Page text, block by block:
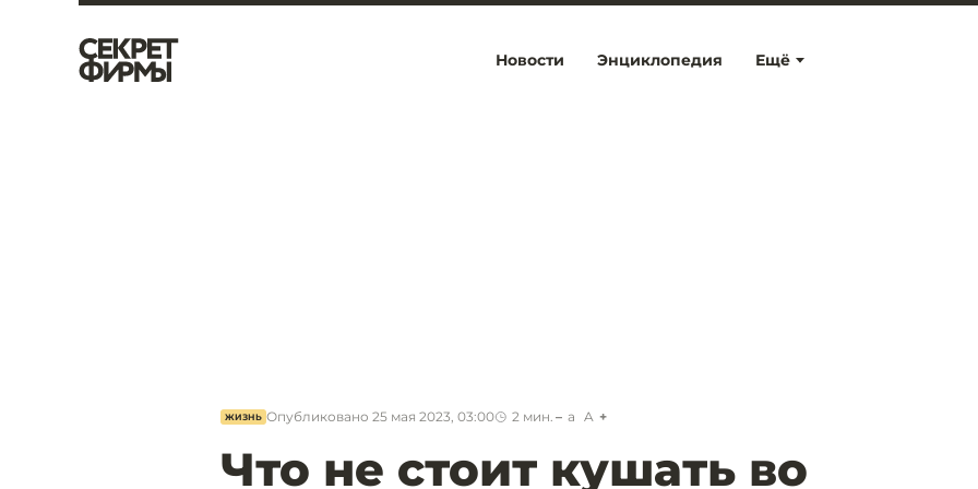
Ещё
Новости Энциклопедия
ЖИЗНЬ Опубликовано 25 мая 2023, 03:00 2 мин. a A
Что не стоит кушать во